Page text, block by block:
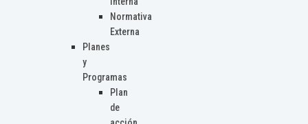
Normativa
Externa
Planes
y
Programas
Plan
de